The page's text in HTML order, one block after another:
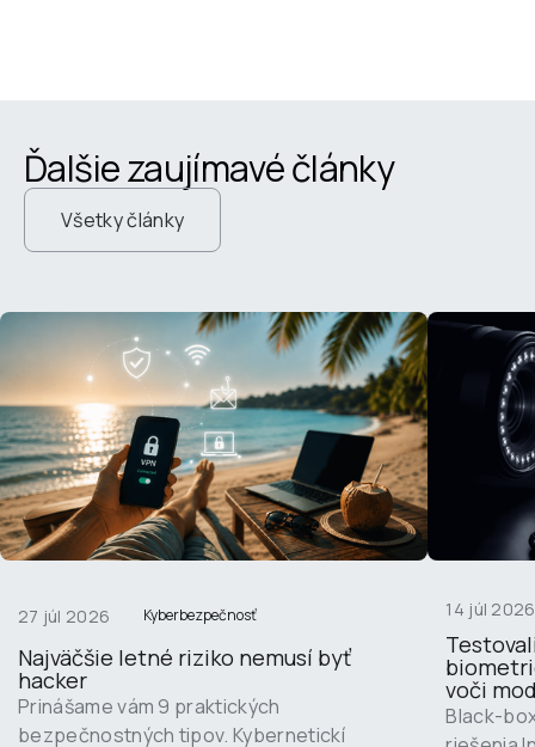
Ďalšie zaujímavé články
Všetky články
27 júl 2026 Kyberbezpečnosť
Najväčšie letné riziko nemusí byť
hacker
Prinášame vám 9 praktických
bezpečnostných tipov. Kybernetickí
14 júl 2026
voči
Black-